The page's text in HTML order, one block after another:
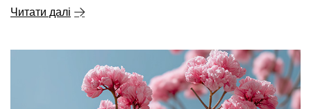
Читати далі